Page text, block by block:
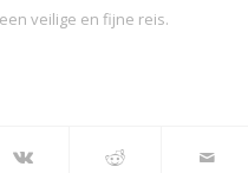
veilige en fijne reis.